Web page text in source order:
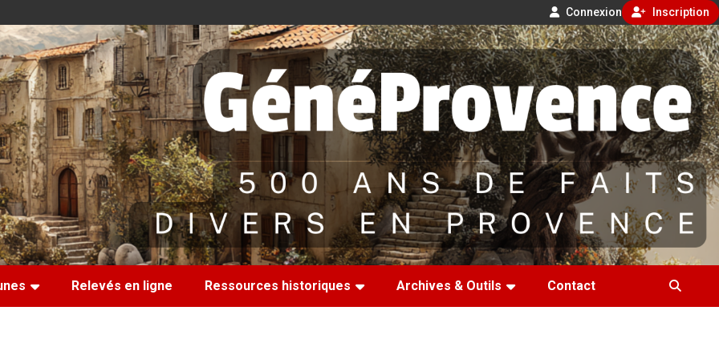
Connexion Inscription
Relevés en ligne Ressources historiques Archives & Outils Contact